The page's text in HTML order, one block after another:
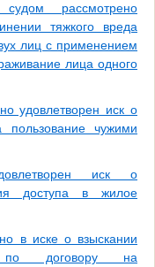
рассмотрено
тяжкого вреда
лиц с применением
лица одного
удовлетворен иск о
пользование чужими
иск о
доступа в жилое
в иске о взыскании
по договору на